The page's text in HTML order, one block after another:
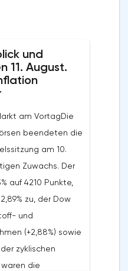
und
11. August.
am VortagDie
beendeten die
am 10.
Zuwachs. Der
auf 4210 Punkte,
zu, der Dow
und
(+2,88%) sowie
zyklischen
waren die